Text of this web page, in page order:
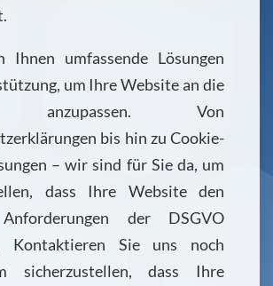
Ihnen umfassende Lösungen
um Ihre Website an die
anzupassen. Von
bis hin zu Cookie-
– wir sind für Sie da, um
dass Ihre Website den
der DSGVO
Kontaktieren Sie uns noch
sicherzustellen, dass Ihre